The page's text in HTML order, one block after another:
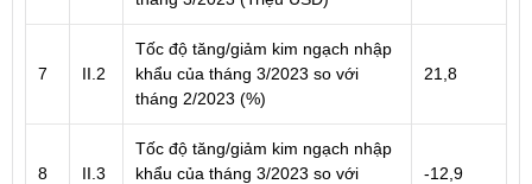
7 II.2
Tốc độ tăng/giảm kim ngạch nhập
khẩu của tháng 3/2023 so với
tháng 2/2023 (%)
21,8
8 II.3
Tốc độ tăng/giảm kim ngạch nhập
khẩu của tháng 3/2023 so với
-12,9